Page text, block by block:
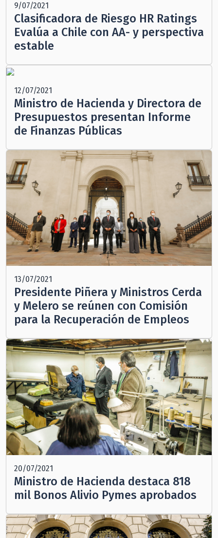
9/07/2021
Clasificadora de Riesgo HR Ratings
Evalúa a Chile con AA- y perspectiva
estable
12/07/2021
Ministro de Hacienda y Directora de
Presupuestos presentan Informe
de Finanzas Públicas
13/07/2021
Presidente Piñera y Ministros Cerda
y Melero se reúnen con Comisión
para la Recuperación de Empleos
20/07/2021
Ministro de Hacienda destaca 818
mil Bonos Alivio Pymes aprobados